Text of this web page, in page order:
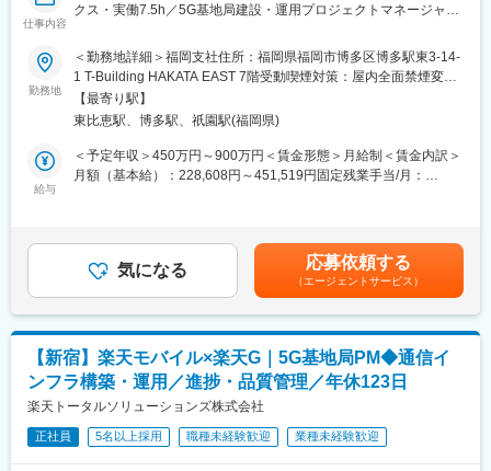
■組織構成
で、平均年齢50歳
■業務の魅力
食のインフラを支えるやりがいと、地域社会への貢献実感が得ら
老舗企業ならではの安定性・信頼性のもとで長期的なキャリア形
成が可能です。
入社後はOJTに加え、外部研修（全国団体研修）も用意してお
り、未経験の方も安心して業務を習得できます。
■就業環境
週休2日制、年間休日126日、有給取得率75％で、ワークライフバ
ランスを重視した環境です。
マイカー通勤可（駐車場あり）、福利厚生も充実しています。
■企業の特徴/魅力
仕事内容
クス・実働7.5h／5G基地局建設・運用プロジェクトマネージャー
楽天モバイルは楽天グループの新規事業として通信業界に参入
し、2025年12月時点で契約数1000万回線を突破。革新的な通信
サービスを適正価格で提供し、日本の通信インフラに変革をもた
らしています。
その成長を支えるのが、楽天トータルソリューションズの基地局
事業部。「基地局を建てる」だけでなく、未来の通信体験をデザ
インし社会へ貢献することをミッションとしています。
担当し、日本全国の通信インフラ構築を推進いただきます。
■具体的には：
・課題の早期発見・解決、プロジェクトの品質向上
・ドキュメント精査・プロセス改善
・稼働中基地局の運用・保守サポート
されます。
勤務地
＜勤務地詳細＞福岡支社住所：福岡県福岡市博多区博多駅東3-14-
1 T-Building HAKATA EAST 7階受動喫煙対策：屋内全面禁煙変更
の範囲：会社の定める事業所
【最寄り駅】
東比恵駅、博多駅、祇園駅(福岡県)
給与
＜予定年収＞450万円～900万円＜賃金形態＞月給制＜賃金内訳＞
月額（基本給）：228,608円～451,519円固定残業手当/月：
想定年収は目安であり、経験者に関しては現職給与等も考慮の上
で決定します。■昇給…年2回 (1月・7月)■賞与…年2回 (6月・12
月)賃金はあくまでも目安の金額であり、選考を通じて上下する可
能性があります。月給(月額)は固定手当を含めた表記です。
気になる 応募依頼する
（エージェントサービス）
【新宿】楽天モバイル×楽天G｜5G基地局PM◆通信イ
ンフラ構築・運用／進捗・品質管理／年休123日
楽天トータルソリューションズ株式会社
正社員 5名以上採用 職種未経験歓迎 業種未経験歓迎